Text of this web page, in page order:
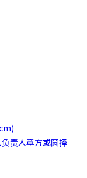
责人章方或圆择